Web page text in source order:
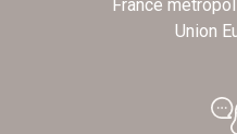
France
Union